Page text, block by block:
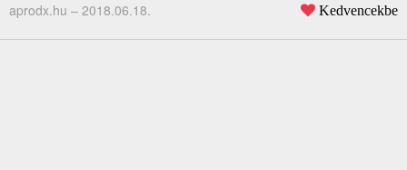
aprodx.hu – 2018.06.18. Kedvencekbe